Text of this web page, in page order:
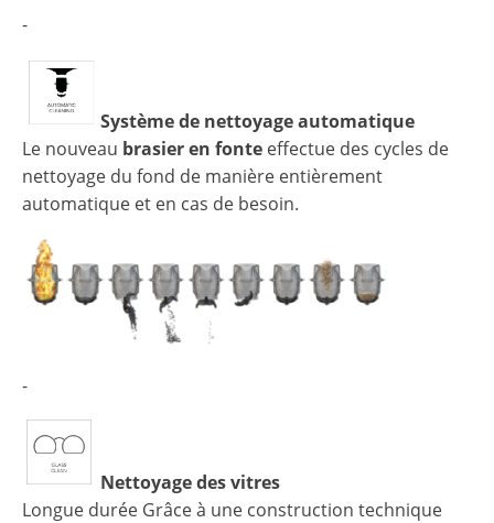
-
Système de nettoyage automatique
Le nouveau brasier en fonte effectue des cycles de
nettoyage du fond de manière entièrement
automatique et en cas de besoin.
-
Nettoyage des vitres
Longue durée Grâce à une construction technique